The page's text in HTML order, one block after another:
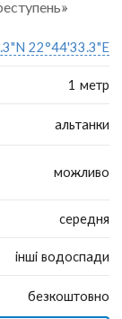
22°44'33.3"E
1 метр
альтанки
можливо
середня
інші водоспади
безкоштовно